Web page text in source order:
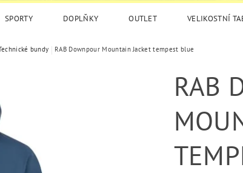
SPORTY DOPLŇKY OUTLET VELIKOSTNÍ
bundy RAB Downpour Mountain Jacket tempest blue
RAB